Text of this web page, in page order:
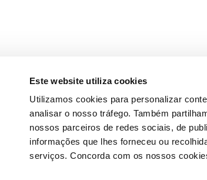
Este website utiliza cookies
Utilizamos cookies para personalizar
analisar o nosso tráfego. Também
nossos parceiros de redes sociais, de
informações que lhes forneceu ou
serviços. Concorda com os nossos